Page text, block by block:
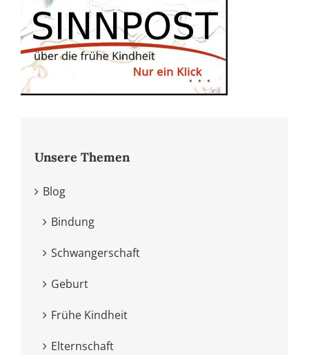
Unsere Themen
Blog
Bindung
Schwangerschaft
Geburt
Frühe Kindheit
Elternschaft